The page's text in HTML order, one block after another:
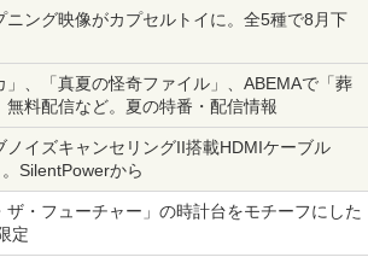
ニング映像がカプセルトイに。全5種で8月下
」、「真夏の怪奇ファイル」、ABEMAで「葬
無料配信など。夏の特番・配信情報
ノイズキャンセリングII搭載HDMIケーブル
。SilentPowerから
ザ・フューチャー」の時計台をモチーフにした
定